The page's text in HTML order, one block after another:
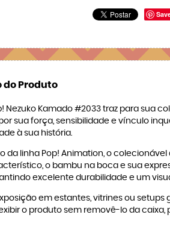
do Produto
Nezuko Kamado #2033 traz para sua
sua força, sensibilidade e vínculo
à sua história.
da linha Pop! Animation, o
o bambu na boca e sua
excelente durabilidade e um
em estantes, vitrines ou
o produto sem removê-lo da